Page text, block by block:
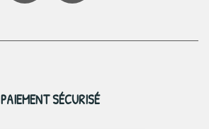
PAIEMENT SÉCURISÉ